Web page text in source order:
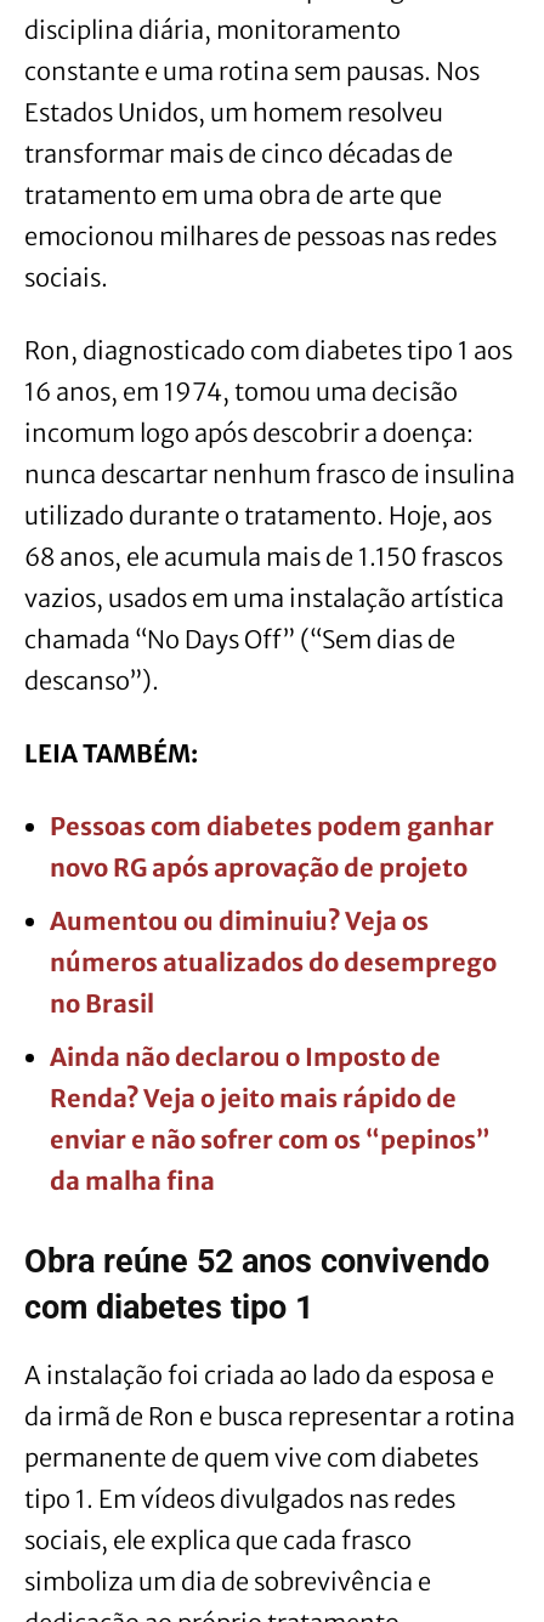
disciplina diária, monitoramento
constante e uma rotina sem pausas. Nos
Estados Unidos, um homem resolveu
transformar mais de cinco décadas de
tratamento em uma obra de arte que
emocionou milhares de pessoas nas redes
sociais.
Ron, diagnosticado com diabetes tipo 1 aos
16 anos, em 1974, tomou uma decisão
incomum logo após descobrir a doença:
nunca descartar nenhum frasco de insulina
utilizado durante o tratamento. Hoje, aos
68 anos, ele acumula mais de 1.150 frascos
vazios, usados em uma instalação artística
chamada “No Days Off” (“Sem dias de
descanso”).
LEIA TAMBÉM:
Pessoas com diabetes podem ganhar
novo RG após aprovação de projeto
Aumentou ou diminuiu? Veja os
números atualizados do desemprego
no Brasil
Ainda não declarou o Imposto de
Renda? Veja o jeito mais rápido de
enviar e não sofrer com os “pepinos”
da malha fina
Obra reúne 52 anos convivendo
com diabetes tipo 1
A instalação foi criada ao lado da esposa e
da irmã de Ron e busca representar a rotina
permanente de quem vive com diabetes
tipo 1. Em vídeos divulgados nas redes
sociais, ele explica que cada frasco
simboliza um dia de sobrevivência e